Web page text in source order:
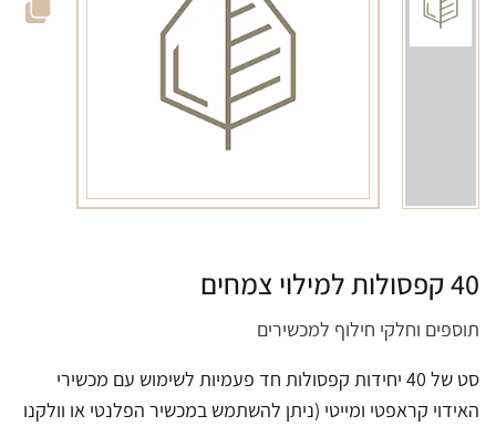
40 קפסולות למילוי צמחים
תוספים וחלקי חילוף למכשירים
סט של 40 יחידות קפסולות חד פעמיות לשימוש עם מכשירי
האידוי קראפטי ומייטי (ניתן להשתמש במכשיר הפלנטי או וולקנו